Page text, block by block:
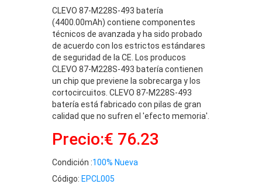
CLEVO 87-M228S-493 batería
(4400.00mAh) contiene componentes
técnicos de avanzada y ha sido probado
de acuerdo con los estrictos estándares
de seguridad de la CE. Los producos
CLEVO 87-M228S-493 batería contienen
un chip que previene la sobrecarga y los
cortocircuitos. CLEVO 87-M228S-493
batería está fabricado con pilas de gran
calidad que no sufren el 'efecto memoria'.
Precio:€ 76.23
Condición :100% Nueva
Código: EPCL005